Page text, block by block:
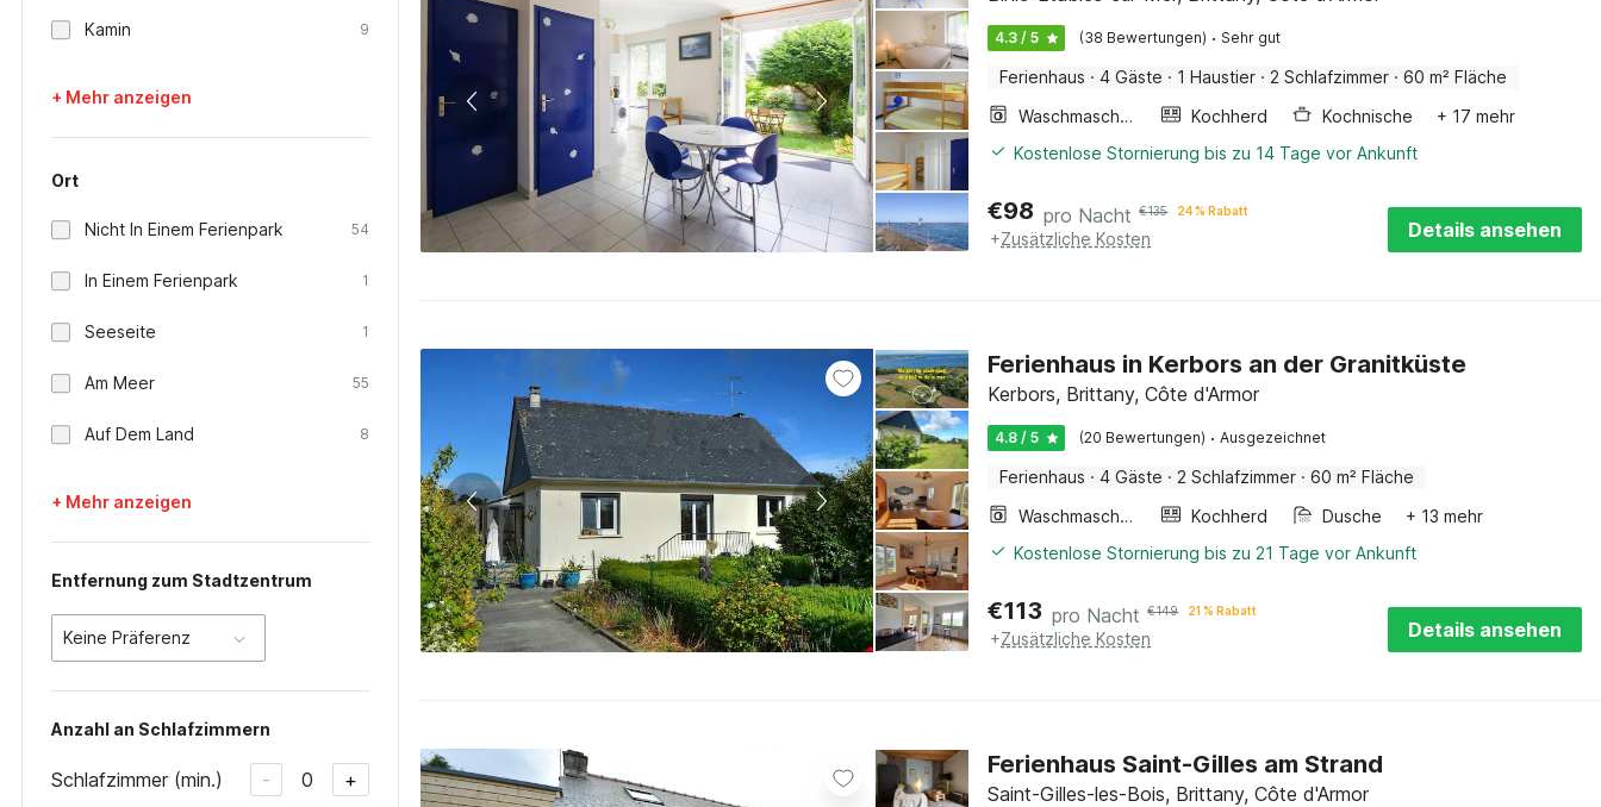
Kamin 9
+ Mehr anzeigen
Ort
Nicht In Einem Ferienpark 54
In Einem Ferienpark 1
Seeseite 1
Am Meer 55
Auf Dem Land 8
+ Mehr anzeigen
Entfernung zum Stadtzentrum
Keine Präferenz
Anzahl an Schlafzimmern
Schlafzimmer (min.) - 0 +
4.3 / 5 (38 Bewertungen) · Sehr gut
Ferienhaus · 4 Gäste · 1 Haustier · 2 Schlafzimmer · 60 m² Fläche
Waschmaschine
Kochherd Kochnische
+ 17 mehr
Kostenlose Stornierung bis zu 14 Tage vor Ankunft
€98 pro Nacht €135 24 % Rabatt
+Zusätzliche Kosten Details ansehen
Ferienhaus in Kerbors an der Granitküste
Kerbors, Brittany, Côte d'Armor
4.8 / 5 (20 Bewertungen) · Ausgezeichnet
Ferienhaus · 4 Gäste · 2 Schlafzimmer · 60 m² Fläche
Waschmaschine
Kochherd Dusche
+ 13 mehr
Kostenlose Stornierung bis zu 21 Tage vor Ankunft
€113 pro Nacht €149 21 % Rabatt
+Zusätzliche Kosten Details ansehen
Ferienhaus Saint-Gilles am Strand
Saint-Gilles-les-Bois, Brittany, Côte d'Armor